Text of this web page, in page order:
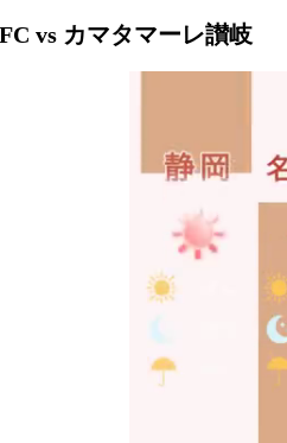
vs カマタマーレ讃岐